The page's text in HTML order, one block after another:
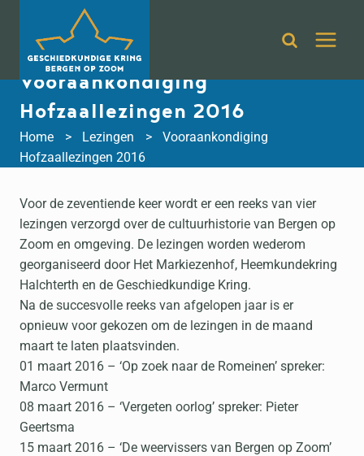
inhoud
Vooraankondiging
Hofzaallezingen 2016
Home Lezingen
Vooraankondiging
Hofzaallezingen 2016
Voor de zeventiende keer wordt er een reeks van vier
lezingen verzorgd over de cultuurhistorie van Bergen op
Zoom en omgeving. De lezingen worden wederom
georganiseerd door Het Markiezenhof, Heemkundekring
Halchterth en de Geschiedkundige Kring.
Na de succesvolle reeks van afgelopen jaar is er
opnieuw voor gekozen om de lezingen in de maand
maart te laten plaatsvinden.
01 maart 2016 – ‘Op zoek naar de Romeinen’ spreker:
Marco Vermunt
08 maart 2016 – ‘Vergeten oorlog’ spreker: Pieter
Geertsma
15 maart 2016 – ‘De weervissers van Bergen op Zoom’